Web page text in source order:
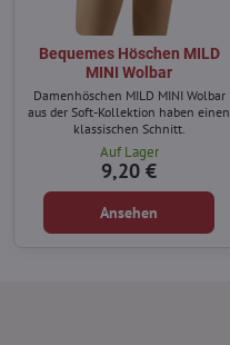
Bequemes Höschen MILD
MINI Wolbar
Damenhöschen MILD MINI Wolbar
aus der Soft-Kollektion haben einen
klassischen Schnitt.
Auf Lager
9,20 €
Ansehen